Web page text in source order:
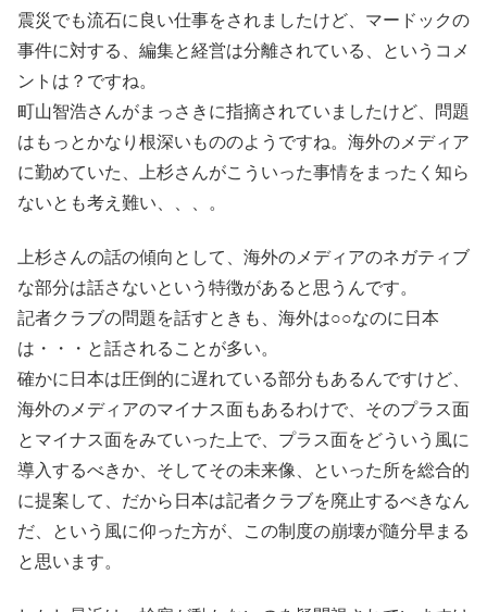
震災でも流石に良い仕事をされましたけど、マードックの
事件に対する、編集と経営は分離されている、というコメ
ントは？ですね。
町山智浩さんがまっさきに指摘されていましたけど、問題
はもっとかなり根深いもののようですね。海外のメディア
に勤めていた、上杉さんがこういった事情をまったく知ら
ないとも考え難い、、、。
上杉さんの話の傾向として、海外のメディアのネガティブ
な部分は話さないという特徴があると思うんです。
記者クラブの問題を話すときも、海外は○○なのに日本
は・・・と話されることが多い。
確かに日本は圧倒的に遅れている部分もあるんですけど、
海外のメディアのマイナス面もあるわけで、そのプラス面
とマイナス面をみていった上で、プラス面をどういう風に
導入するべきか、そしてその未来像、といった所を総合的
に提案して、だから日本は記者クラブを廃止するべきなん
だ、という風に仰った方が、この制度の崩壊が隨分早まる
と思います。